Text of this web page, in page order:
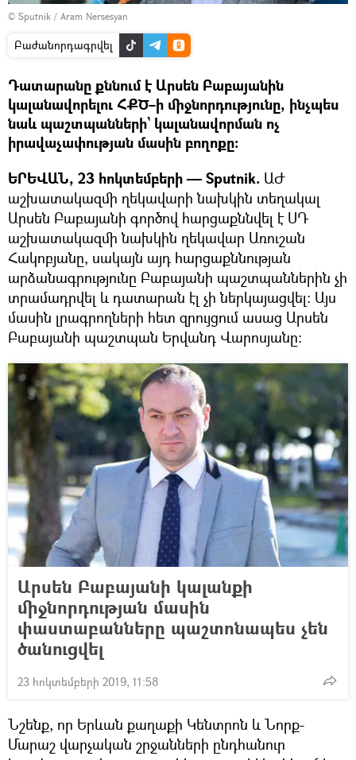
© Sputnik / Aram Nersesyan
Բաժանորդագրվել
Դատարանը քննում է Արսեն Բաբայանին
կալանավորելու ՀՔԾ–ի միջնորդությունը, ինչպես
նաև պաշտպանների` կալանավորման ոչ
իրավաչափության մասին բողոքը։
ԵՐԵՎԱՆ, 23 հոկտեմբերի — Sputnik. ԱԺ
աշխատակազմի ղեկավարի նախկին տեղակալ
Արսեն Բաբայանի գործով հարցաքննվել է ՍԴ
աշխատակազմի նախկին ղեկավար Առուշան
Հակոբյանը, սակայն այդ հարցաքննության
արձանագրությունը Բաբայանի պաշտպաններին չի
տրամադրվել և դատարան էլ չի ներկայացվել։ Այս
մասին լրագրողների հետ զրույցում ասաց Արսեն
Բաբայանի պաշտպան Երվանդ Վարոսյանը։
Արսեն Բաբայանի կալանքի
միջնորդության մասին
փաստաբանները պաշտոնապես չեն
ծանուցվել
23 հոկտեմբերի 2019, 11:58
Նշենք, որ Երևան քաղաքի Կենտրոն և Նորք-
Մարաշ վարչական շրջանների ընդհանուր